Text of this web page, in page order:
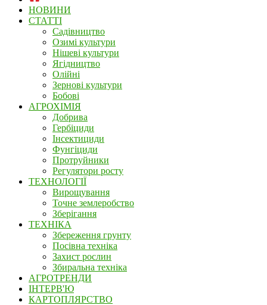
НОВИНИ
СТАТТІ
Садівництво
Озимі культури
Нішеві культури
Ягідництво
Олійні
Зернові культури
Бобові
АГРОХІМІЯ
Добрива
Гербіциди
Інсектициди
Фунгіциди
Протруйники
Регулятори росту
ТЕХНОЛОГІЇ
Вирощування
Точне землеробство
Зберігання
ТЕХНІКА
Збереження грунту
Посівна техніка
Захист рослин
Збиральна техніка
АГРОТРЕНДИ
ІНТЕРВ'Ю
КАРТОПЛЯРСТВО